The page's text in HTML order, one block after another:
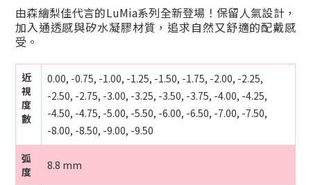
由森繪梨佳代言的LuMia系列全新登場！保留人氣設計，
加入通透感與矽水凝膠材質，追求自然又舒適的配戴感
受。
近
視
度
數
0.00, -0.75, -1.00, -1.25, -1.50, -1.75, -2.00, -2.25,
-2.50, -2.75, -3.00, -3.25, -3.50, -3.75, -4.00, -4.25,
-4.50, -4.75, -5.00, -5.50, -6.00, -6.50, -7.00, -7.50,
-8.00, -8.50, -9.00, -9.50
弧
度
8.8 mm